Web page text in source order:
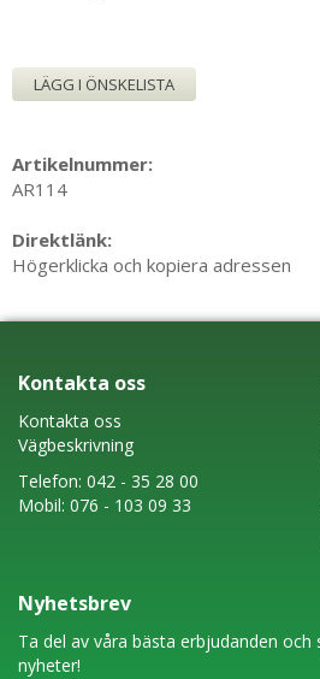
LÄGG I ÖNSKELISTA
Artikelnummer:
AR114
Direktlänk:
Högerklicka och kopiera adressen
Kontakta oss
Kontakta oss
Vägbeskrivning
Telefon: 042 - 35 28 00
Mobil: 076 - 103 09 33
Nyhetsbrev
Ta del av våra bästa erbjudanden och
nyheter!